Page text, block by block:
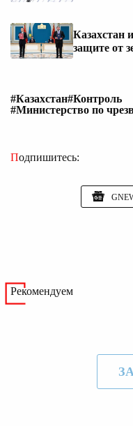
Казахстан
защите от
#Казахстан#Контроль
#Министерство по
Подпишитесь:
Рекомендуем